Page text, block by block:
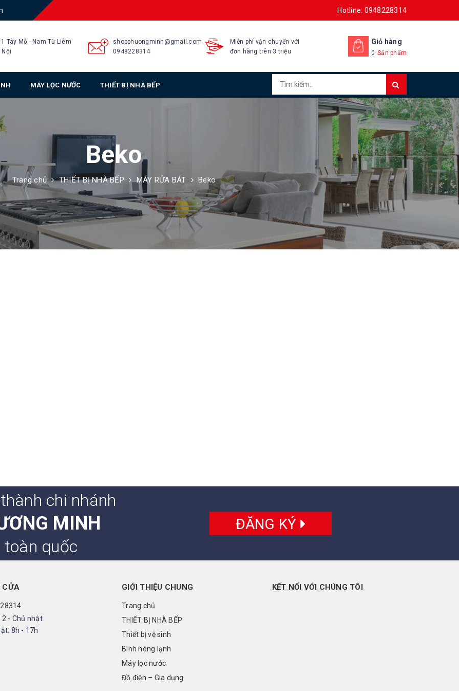
Hotline: 0948228314
1 Tây Mỗ - Nam Từ Liêm
Nội
shopphuongminh@gmail.com
0948228314
Miễn phí vận chuyển với
đơn hàng trên 3 triệu
Giỏ hàng
0 Sản phẩm
MÁY LỌC NƯỚC THIẾT BỊ NHÀ BẾP
Beko
Trang chủ THIẾT BỊ NHÀ BẾP MÁY RỬA BÁT Beko
chi nhánh
MINH
toàn quốc
ĐĂNG KÝ
CỬA
- Chủ nhật
8h - 17h
GIỚI THIỆU CHUNG
Trang chủ
THIẾT BỊ NHÀ BẾP
Thiết bị vệ sinh
Bình nóng lạnh
Máy lọc nước
Đồ điện – Gia dụng
KẾT NỐI VỚI CHÚNG TÔI